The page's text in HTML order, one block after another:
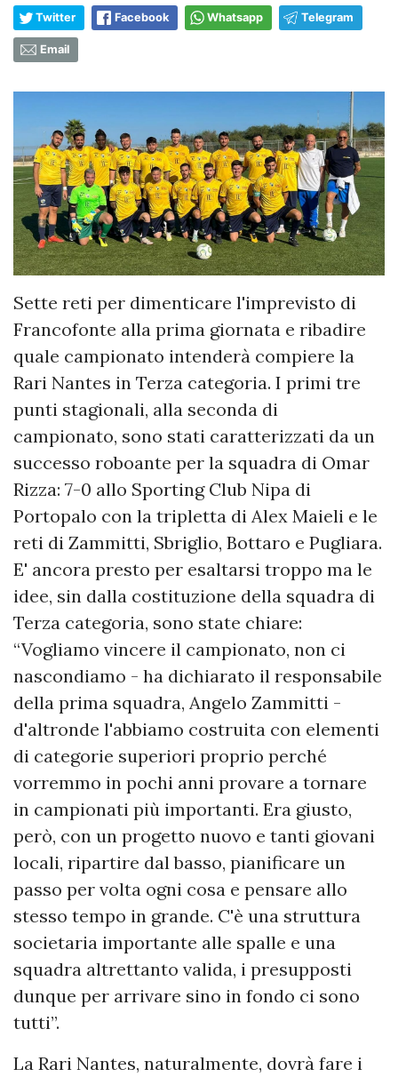
Twitter Facebook Whatsapp Telegram
Email
Sette reti per dimenticare l'imprevisto di
Francofonte alla prima giornata e ribadire
quale campionato intenderà compiere la
Rari Nantes in Terza categoria. I primi tre
punti stagionali, alla seconda di
campionato, sono stati caratterizzati da un
successo roboante per la squadra di Omar
Rizza: 7-0 allo Sporting Club Nipa di
Portopalo con la tripletta di Alex Maieli e le
reti di Zammitti, Sbriglio, Bottaro e Pugliara.
E' ancora presto per esaltarsi troppo ma le
idee, sin dalla costituzione della squadra di
Terza categoria, sono state chiare:
“Vogliamo vincere il campionato, non ci
nascondiamo - ha dichiarato il responsabile
della prima squadra, Angelo Zammitti -
d'altronde l'abbiamo costruita con elementi
di categorie superiori proprio perché
vorremmo in pochi anni provare a tornare
in campionati più importanti. Era giusto,
però, con un progetto nuovo e tanti giovani
locali, ripartire dal basso, pianificare un
passo per volta ogni cosa e pensare allo
stesso tempo in grande. C'è una struttura
societaria importante alle spalle e una
squadra altrettanto valida, i presupposti
dunque per arrivare sino in fondo ci sono
tutti”.
La Rari Nantes, naturalmente, dovrà fare i